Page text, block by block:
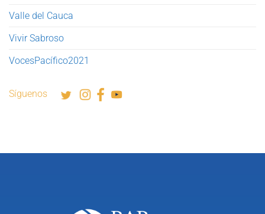
Valle del Cauca
Vivir Sabroso
VocesPacífico2021
Síguenos